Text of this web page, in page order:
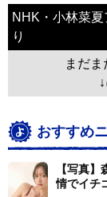
NHK・小林菜
り
まだま
おすすめ
【写真
情でイチ